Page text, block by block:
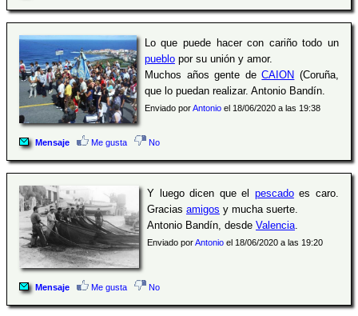
Lo que puede hacer con cariño todo un
pueblopor su unión y amor.
Muchos años gente deCAION (Coruña,
que lo puedan realizar. Antonio Bandín.
Enviado porAntonioel 18/06/2020 a las 19:38
Mensaje Me gusta No
Y luego dicen que el pescadoes caro.
Gracias amigos y mucha suerte.
Antonio Bandín, desde Valencia.
Enviado porAntonio el 18/06/2020 a las 19:20
Mensaje Me gusta No